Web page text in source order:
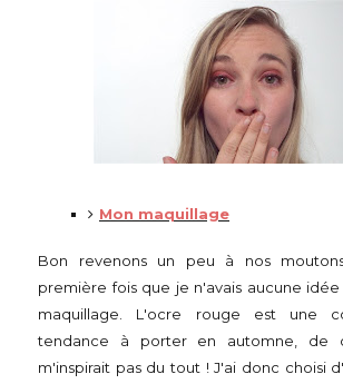
Mon maquillage
Bon revenons un peu à nos
première fois que je n'avais aucune
maquillage. L'ocre rouge est une
tendance à porter en automne, de
m'inspirait pas du tout ! J'ai donc choisi